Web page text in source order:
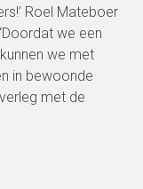
Roel Mateboer
we een
we met
in bewoonde
met de